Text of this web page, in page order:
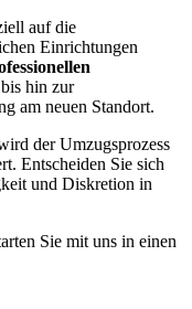
auf die
Einrichtungen
hin zur
am neuen Standort.
der Umzugsprozess
Entscheiden Sie sich
und Diskretion in
Sie mit uns in einen